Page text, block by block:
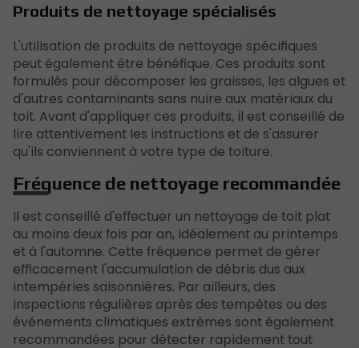
Produits de nettoyage spécialisés
L'utilisation de produits de nettoyage spécifiques
peut également être bénéfique. Ces produits sont
formulés pour décomposer les graisses, les algues et
d'autres contaminants sans nuire aux matériaux du
toit. Avant d'appliquer ces produits, il est conseillé de
lire attentivement les instructions et de s'assurer
qu'ils conviennent à votre type de toiture.
Fréquence de nettoyage recommandée
Il est conseillé d'effectuer un nettoyage de toit plat
au moins deux fois par an, idéalement au printemps
et à l'automne. Cette fréquence permet de gérer
efficacement l'accumulation de débris dus aux
intempéries saisonnières. Par ailleurs, des
inspections régulières après des tempêtes ou des
événements climatiques extrêmes sont également
recommandées pour détecter rapidement tout